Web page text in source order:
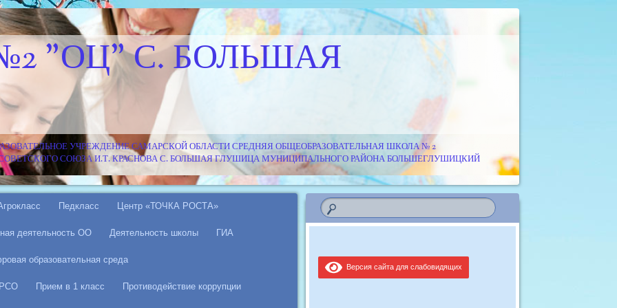
"ОЦ" С. БОЛЬШАЯ
УЧРЕЖДЕНИЕ САМАРСКОЙ ОБЛАСТИ СРЕДНЯЯ ОБЩЕОБРАЗОВАТЕЛЬНАЯ ШКОЛА № 2
СОВЕТСКОГО СОЮЗА И.Т. КРАСНОВА С. БОЛЬШАЯ ГЛУШИЦА МУНИЦИПАЛЬНОГО РАЙОНА БОЛЬШЕГЛУШИЦКИЙ
Педкласс Центр «ТОЧКА РОСТА»
деятельность ОО Деятельность школы ГИА
образовательная среда
Прием в 1 класс Противодействие коррупции
Версия сайта для слабовидящих